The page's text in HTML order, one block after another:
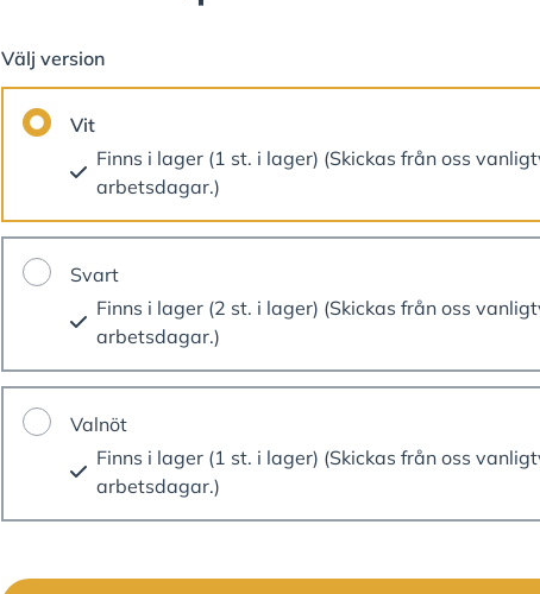
Välj version
Vit
Finns i lager (1 st. i lager) (Skickas från oss
arbetsdagar.)
Svart
Finns i lager (2 st. i lager) (Skickas från oss
arbetsdagar.)
Valnöt
Finns i lager (1 st. i lager) (Skickas från oss
arbetsdagar.)